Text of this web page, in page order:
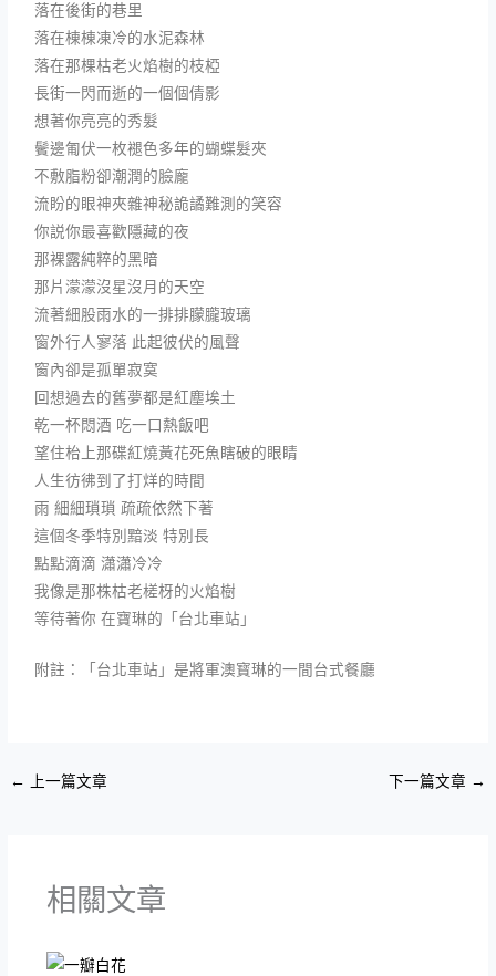
落在後街的巷里
落在棟棟凍冷的水泥森林
落在那棵枯老火焰樹的枝椏
長街一閃而逝的一個個倩影
想著你亮亮的秀髮
鬢邊匍伏一枚褪色多年的蝴蝶髮夾
不敷脂粉卻潮潤的臉龐
流盼的眼神夾雜神秘詭譎難測的笑容
你説你最喜歡隱藏的夜
那裸露純粹的黑暗
那片濛濛沒星沒月的天空
流著細股雨水的一排排朦朧玻璃
窗外行人寥落 此起彼伏的風聲
窗內卻是孤單寂寞
回想過去的舊夢都是紅塵埃土
乾一杯悶酒 吃一口熱飯吧
望住枱上那碟紅燒黃花死魚瞎破的眼睛
人生彷彿到了打烊的時間
雨 細細瑣瑣 疏疏依然下著
這個冬季特別黯淡 特別長
點點滴滴 瀟瀟冷冷
我像是那株枯老槎枒的火焰樹
等待著你 在寶琳的「台北車站 」
附註：「台北車站」是將軍澳寳琳的一間台式餐廳
← 上一篇文章 下一篇文章 →
相關文章